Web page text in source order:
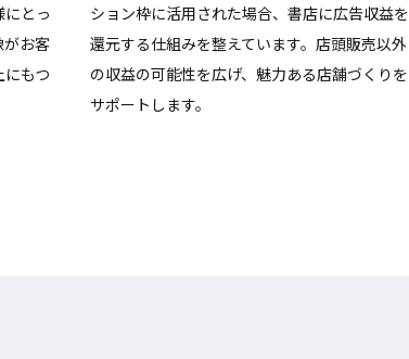
とっ
お客
もつ
ション枠に活用された場合、書店に広告収益を
還元する仕組みを整えています。店頭販売以外
の収益の可能性を広げ、魅力ある店舗づくりを
サポートします。